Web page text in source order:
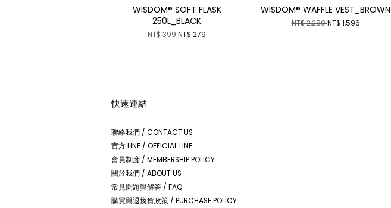
WISDOM® SOFT FLASK
250L_BLACK
NT$ 399NT$ 279
WISDOM® WAFFLE VEST_BROWN
NT$ 2,280NT$ 1,596
快速連結
聯絡我們 / CONTACT US
官方 LINE / OFFICIAL LINE
會員制度 / MEMBERSHIP POLICY
關於我們 / ABOUT US
常見問題與解答 / FAQ
購買與退換貨政策 / PURCHASE POLICY